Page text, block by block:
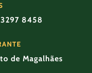
8458
de Magalhães